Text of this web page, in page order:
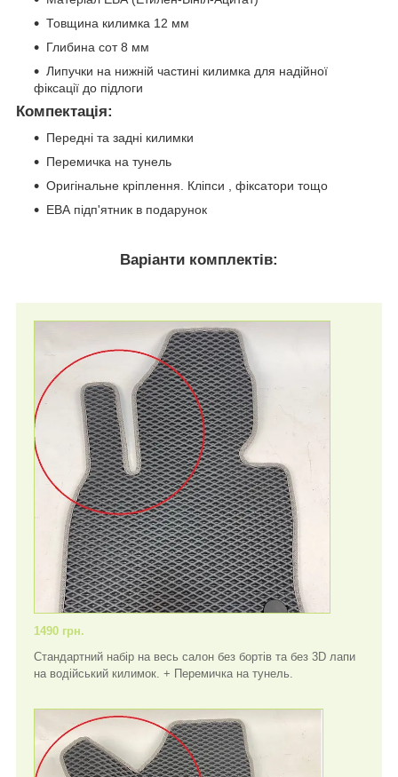
Товщина килимка 12 мм
Глибина сот 8 мм
Липучки на нижній частині килимка для надійної
фіксації до підлоги
Компектація:
Передні та задні килимки
Перемичка на тунель
Оригінальне кріплення. Кліпси , фіксатори тощо
ЕВА підп'ятник в подарунок
Варіанти комплектів:
1490 грн.
Стандартний набір на весь салон без бортів та без 3D лапи
на водійський килимок. + Перемичка на тунель.